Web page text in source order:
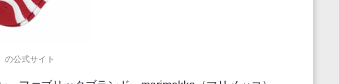
の公式サイト